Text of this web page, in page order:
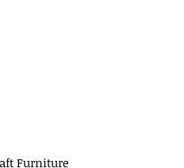
Furniture